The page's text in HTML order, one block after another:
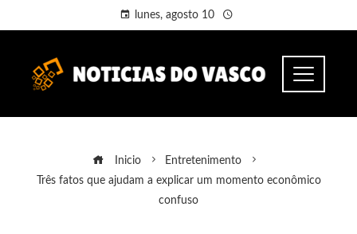
lunes, agosto 10
Inicio
Entretenimento
Três fatos que ajudam a explicar um momento econômico
confuso